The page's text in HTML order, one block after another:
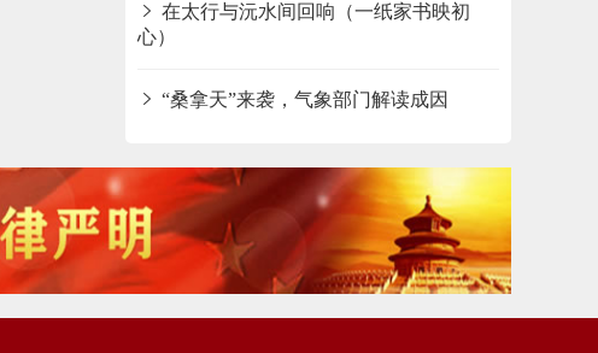
在太行与沅水间回响（一纸家书映初
心）
“桑拿天”来袭，气象部门解读成因